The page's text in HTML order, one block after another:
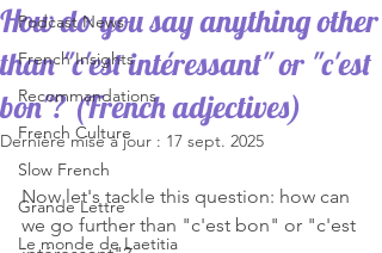
Podcast News
French Insights
Recommandations
French Culture
Slow French
Grande Lettre
Le monde de Laetitia
How do you say anything other
than "c'est intéressant" or "c'est
bon"? (French adjectives)
Dernière mise à jour : 17 sept. 2025
Now let's tackle this question: how can
we go further than "c'est bon" or "c'est